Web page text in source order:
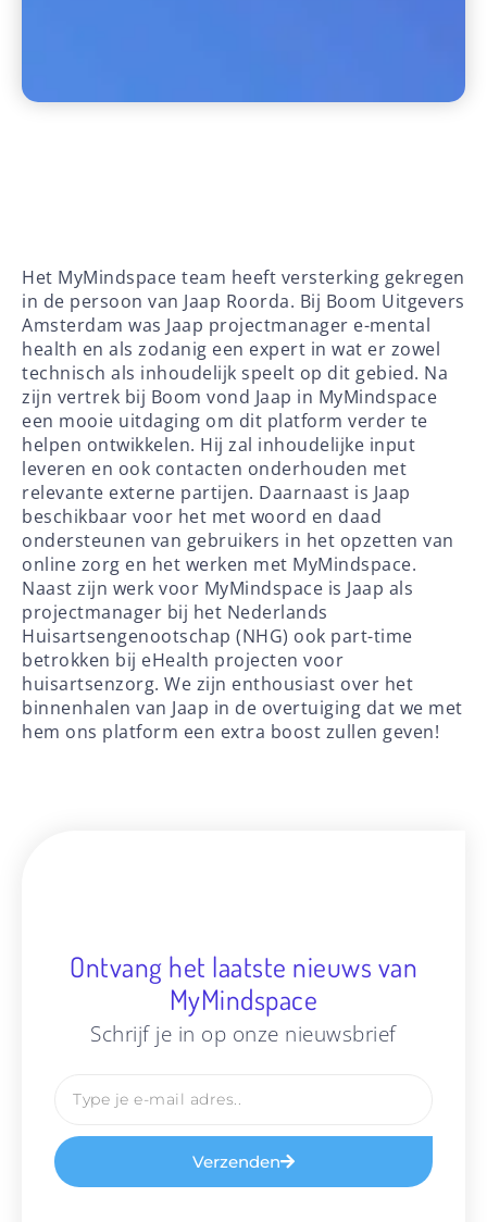
Het MyMindspace team heeft versterking gekregen
in de persoon van Jaap Roorda. Bij Boom Uitgevers
Amsterdam was Jaap projectmanager e-mental
health en als zodanig een expert in wat er zowel
technisch als inhoudelijk speelt op dit gebied. Na
zijn vertrek bij Boom vond Jaap in MyMindspace
een mooie uitdaging om dit platform verder te
helpen ontwikkelen. Hij zal inhoudelijke input
leveren en ook contacten onderhouden met
relevante externe partijen. Daarnaast is Jaap
beschikbaar voor het met woord en daad
ondersteunen van gebruikers in het opzetten van
online zorg en het werken met MyMindspace.
Naast zijn werk voor MyMindspace is Jaap als
projectmanager bij het Nederlands
Huisartsengenootschap (NHG) ook part-time
betrokken bij eHealth projecten voor
huisartsenzorg. We zijn enthousiast over het
binnenhalen van Jaap in de overtuiging dat we met
hem ons platform een extra boost zullen geven!
Ontvang het laatste nieuws van
MyMindspace
Schrijf je in op onze nieuwsbrief
Verzenden